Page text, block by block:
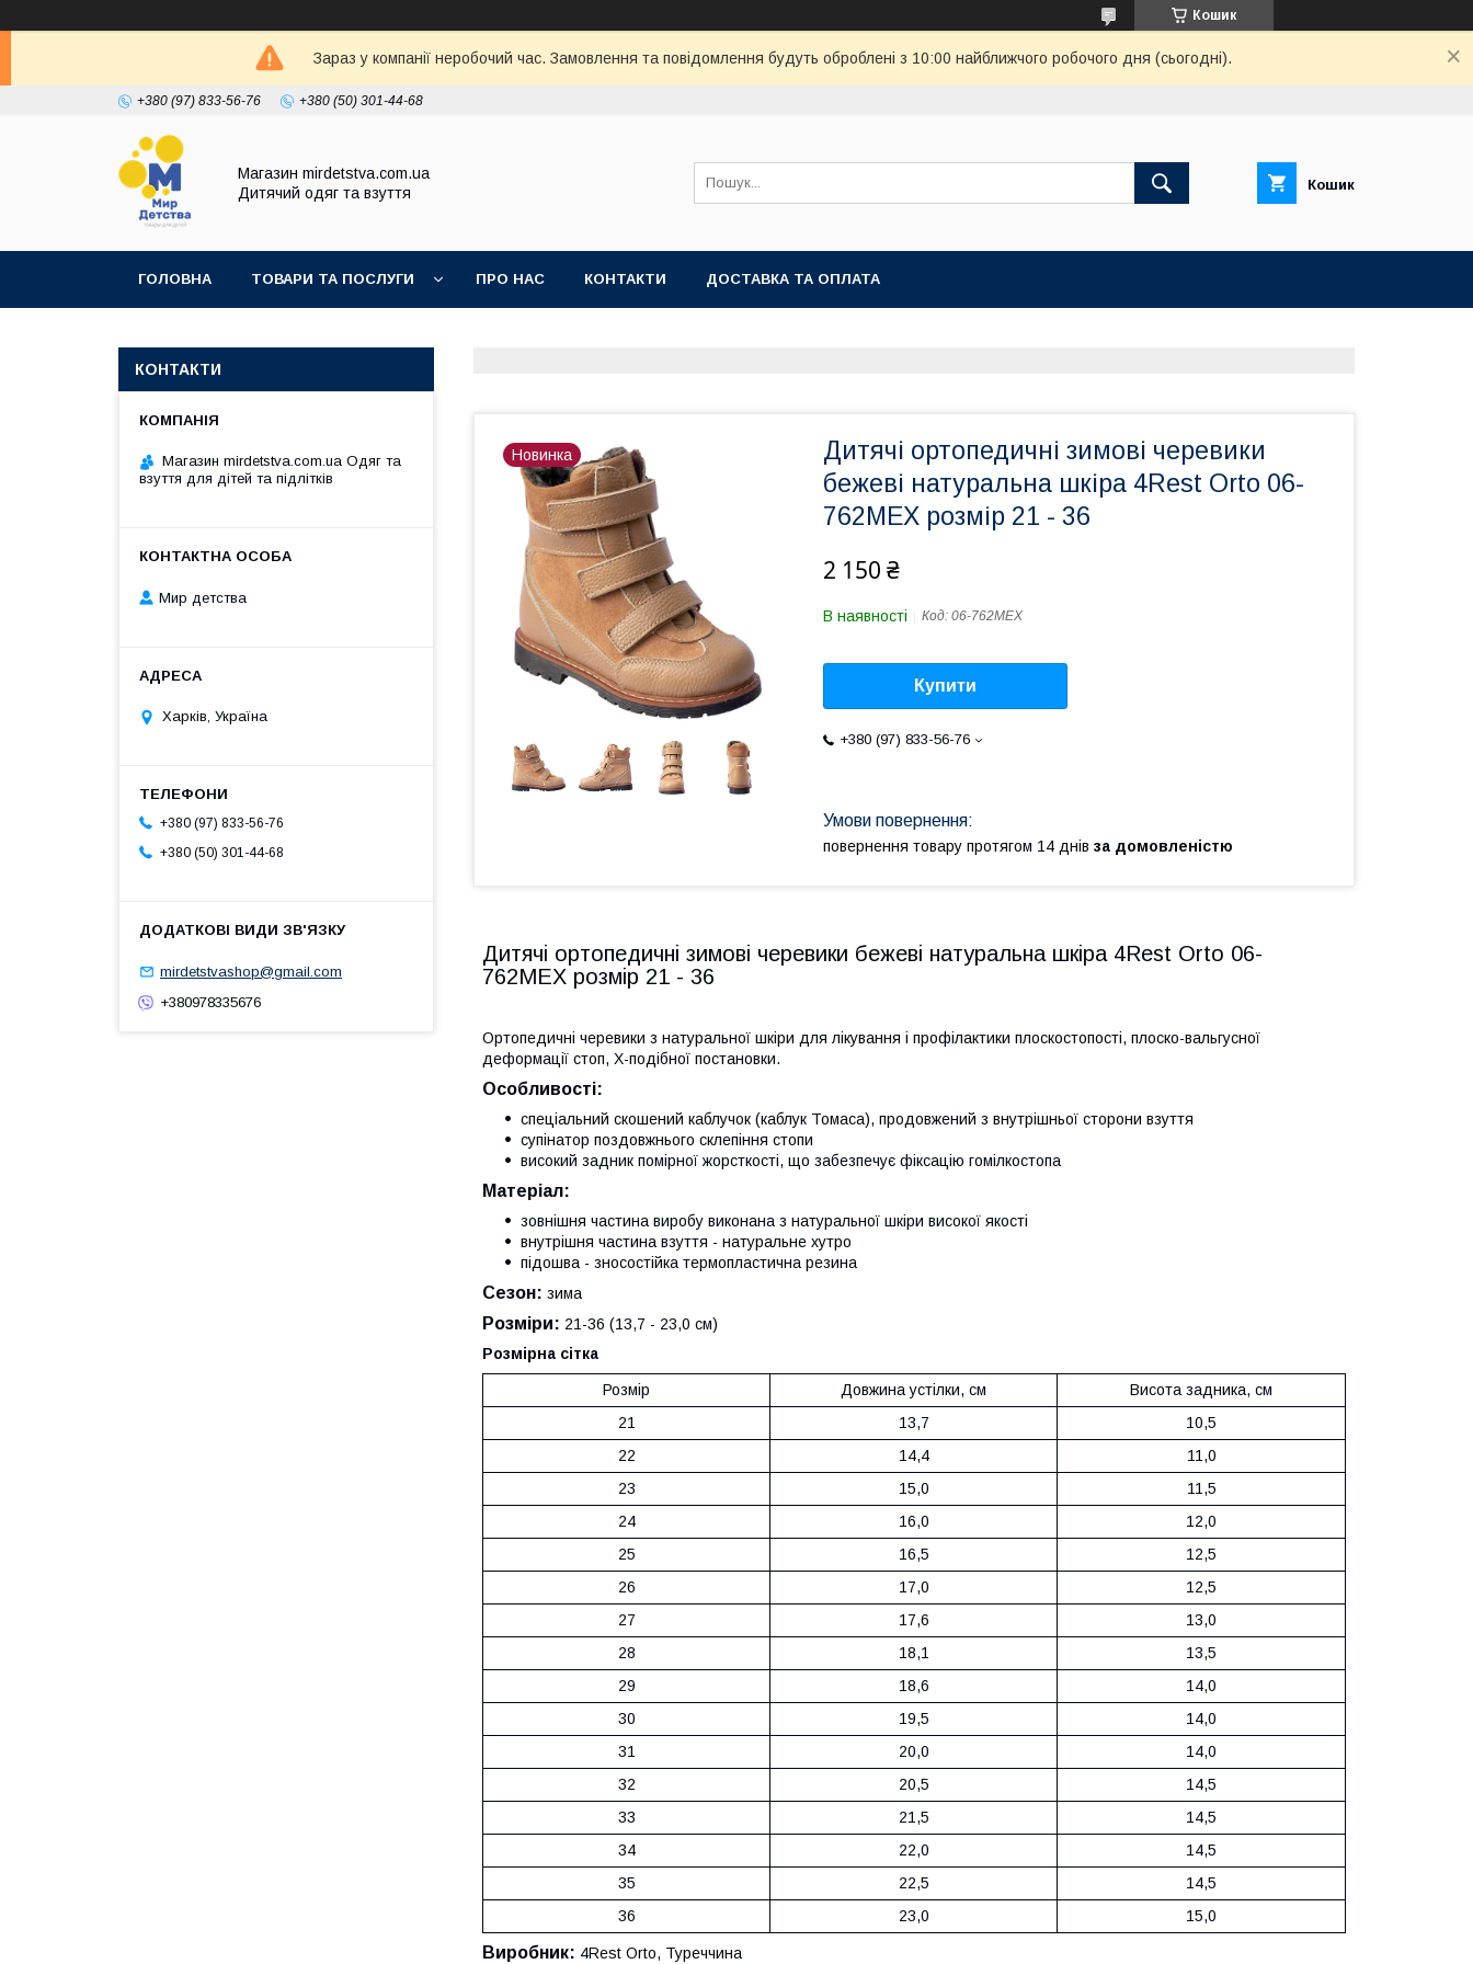
Кошик
Зараз у компанії неробочий час. Замовлення та повідомлення будуть оброблені з 10:00 найближчого робочого дня (сьогодні).
+380 (97) 833-56-76 +380 (50) 301-44-68
Магазин mirdetstva.com.ua
Дитячий одяг та взуття
Кошик
ГОЛОВНА ТОВАРИ ТА ПОСЛУГИ ПРО НАС КОНТАКТИ ДОСТАВКА ТА ОПЛАТА
Новинка
Дитячі ортопедичні зимові черевики
бежеві натуральна шкіра 4Rest Orto 06-
762MEX розмір 21 - 36
2 150 ₴
В наявності Код: 06-762MEX
Купити
+380 (97) 833-56-76
повернення товару протягом 14 днів за домовленістю
Дитячі ортопедичні зимові черевики бежеві натуральна шкіра 4Rest Orto 06-
762MEX розмір 21 - 36
Ортопедичні черевики з натуральної шкіри для лікування і профілактики плоскостопості, плоско-вальгусної
деформації стоп, Х-подібної постановки.
Особливості:
спеціальний скошений каблучок (каблук Томаса), продовжений з внутрішньої сторони взуття
супінатор поздовжнього склепіння стопи
високий задник помірної жорсткості, що забезпечує фіксацію гомілкостопа
Матеріал:
зовнішня частина виробу виконана з натуральної шкіри високої якості
внутрішня частина взуття - натуральне хутро
підошва - зносостійка термопластична резина
Сезон: зима
Розміри: 21-36 (13,7 - 23,0 см)
Розмірна сітка
Розмір Довжина устілки, см
Висота задника, см
21
13,7
10,5
22
14,4
11,0
23
15,0
11,5
24
16,0
12,0
25
16,5
12,5
26
17,0
12,5
27
17,6
13,0
28
18,1
13,5
29
18,6
14,0
30
19,5
14,0
31
20,0
14,0
32
20,5
14,5
33
21,5
14,5
34
22,0
14,5
35
22,5
14,5
36
23,0 15,0
Виробник: 4Rest Orto, Туреччина
КОНТАКТИ
Магазин mirdetstva.com.ua Одяг та
взуття для дітей та підлітків
Мир детства
Харків, Україна
+380 (97) 833-56-76
+380 (50) 301-44-68
mirdetstvashop@gmail.com
+380978335676